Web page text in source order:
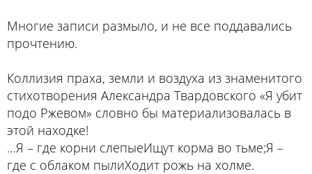
Многие записи размыло, и не все поддавались
прочтению.
Коллизия праха, земли и воздуха из знаменитого
стихотворения Александра Твардовского «Я убит
подо Ржевом» словно бы материализовалась в
этой находке!
…Я – где корни слепыеИщут корма во тьме;Я –
где с облаком пылиХодит рожь на холме.